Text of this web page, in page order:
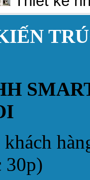
30p)